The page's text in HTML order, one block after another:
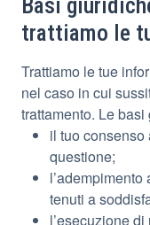
Basi
trattiamo le
Trattiamo le tue
nel caso in cui
trattamento. Le
il tuo consenso
questione;
tenuti a
l’esecuzione